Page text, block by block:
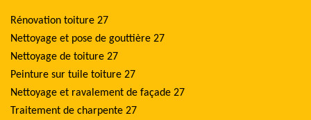
Rénovation toiture 27
Nettoyage et pose de gouttière 27
Nettoyage de toiture 27
Peinture sur tuile toiture 27
Nettoyage et ravalement de façade 27
Traitement de charpente 27